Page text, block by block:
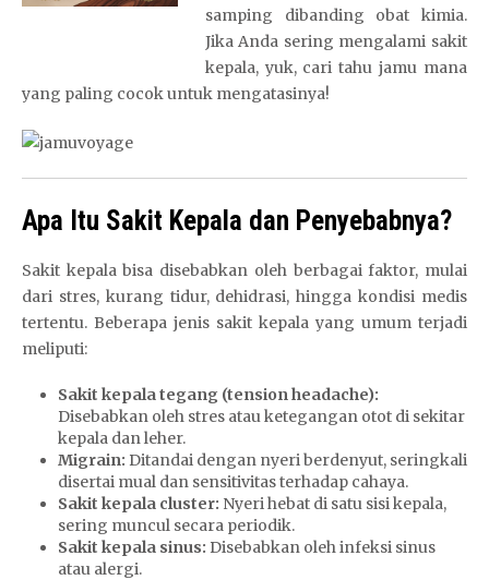
samping dibanding obat kimia.
Jika Anda sering mengalami sakit
kepala, yuk, cari tahu jamu mana
yang paling cocok untuk mengatasinya!
Apa Itu Sakit Kepala dan Penyebabnya?
Sakit kepala bisa disebabkan oleh berbagai faktor, mulai
dari stres, kurang tidur, dehidrasi, hingga kondisi medis
tertentu. Beberapa jenis sakit kepala yang umum terjadi
meliputi:
Sakit kepala tegang (tension headache):
Disebabkan oleh stres atau ketegangan otot di sekitar
kepala dan leher.
Migrain: Ditandai dengan nyeri berdenyut, seringkali
disertai mual dan sensitivitas terhadap cahaya.
Sakit kepala cluster: Nyeri hebat di satu sisi kepala,
sering muncul secara periodik.
Sakit kepala sinus: Disebabkan oleh infeksi sinus
atau alergi.